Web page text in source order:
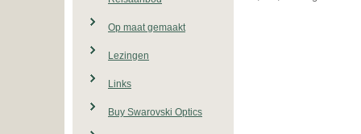
Op maat gemaakt
Lezingen
Links
Buy Swarovski Optics